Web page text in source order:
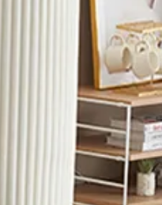
6人掛
掛け】
人掛け